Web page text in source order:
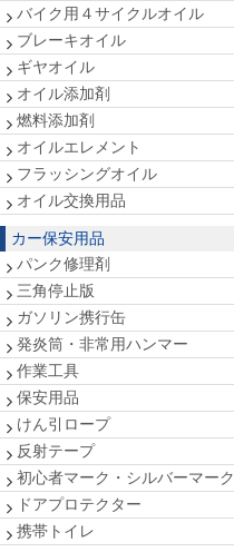
バイク用４サイクルオイル
ブレーキオイル
ギヤオイル
オイル添加剤
燃料添加剤
オイルエレメント
フラッシングオイル
オイル交換用品
カー保安用品
パンク修理剤
三角停止版
ガソリン携行缶
発炎筒・非常用ハンマー
作業工具
保安用品
けん引ロープ
反射テープ
初心者マーク・シルバーマーク
ドアプロテクター
携帯トイレ